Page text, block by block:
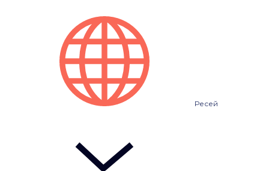
Ресей